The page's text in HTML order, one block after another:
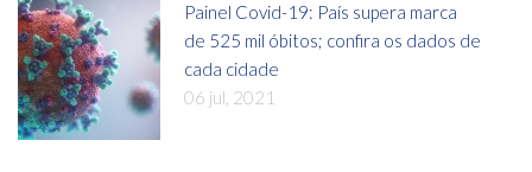
Painel Covid-19: País supera marca
de 525 mil óbitos; confira os dados de
cada cidade
06 jul, 2021